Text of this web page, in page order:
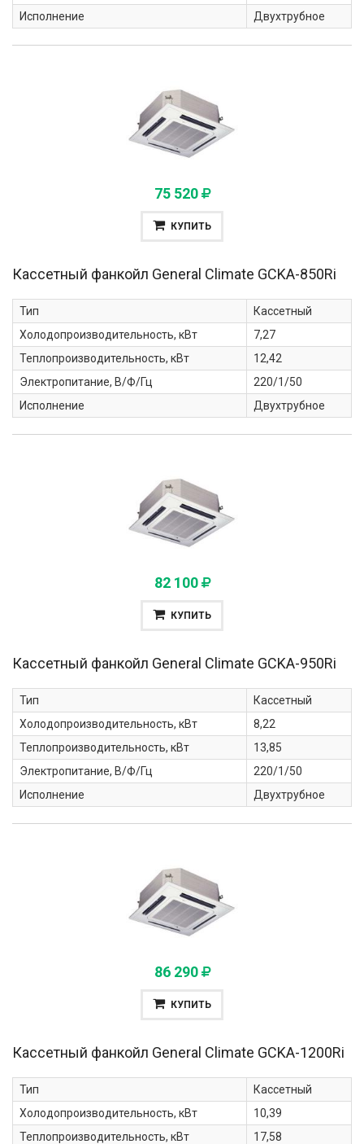
Исполнение
Двухтрубное
75 520
КУПИТЬ
Кассетный фанкойл General Climate GCKA-850Ri
Тип
Кассетный
Холодопроизводительность, кВт
7,27
Теплопроизводительность, кВт
12,42
Электропитание, В/Ф/Гц
220/1/50
Исполнение
Двухтрубное
82 100
КУПИТЬ
Кассетный фанкойл General Climate GCKA-950Ri
Тип
Кассетный
Холодопроизводительность, кВт
8,22
Теплопроизводительность, кВт
13,85
Электропитание, В/Ф/Гц
220/1/50
Исполнение
Двухтрубное
86 290
КУПИТЬ
Кассетный фанкойл General Climate GCKA-1200Ri
Тип
Кассетный
Холодопроизводительность, кВт
10,39
Теплопроизводительность, кВт
17,58